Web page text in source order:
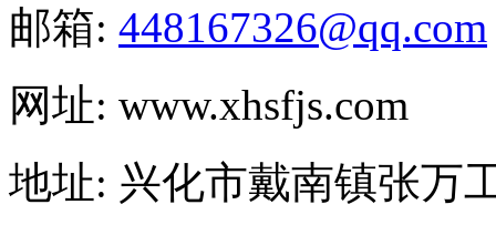
邮箱: 448167326@qq.com
网址: www.xhsfjs.com
地址: 兴化市戴南镇张万